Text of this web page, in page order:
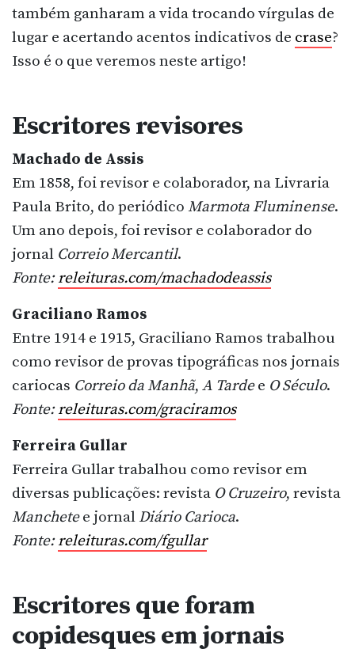
também ganharam a vida trocando vírgulas de
lugar e acertando acentos indicativos de crase?
Isso é o que veremos neste artigo!
Escritores revisores
Machado de Assis
Em 1858, foi revisor e colaborador, na Livraria
Paula Brito, do periódico Marmota Fluminense.
Um ano depois, foi revisor e colaborador do
jornal Correio Mercantil.
Fonte:releituras.com/machadodeassis
Graciliano Ramos
Entre 1914 e 1915, Graciliano Ramos trabalhou
como revisor de provas tipográficas nos jornais
cariocas Correio da Manhã, A Tardee O Século.
Fonte:releituras.com/graciramos
Ferreira Gullar
Ferreira Gullar trabalhou como revisor em
diversas publicações: revista O Cruzeiro, revista
Manchetee jornal Diário Carioca.
Fonte:releituras.com/fgullar
Escritores que foram
copidesques em jornais